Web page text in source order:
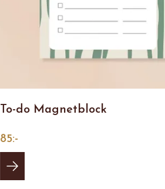
To-do Magnetblock
85:-